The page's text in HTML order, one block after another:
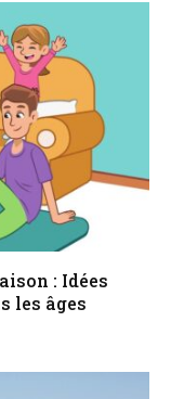
: Idées
les âges